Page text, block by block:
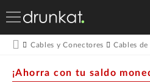
Cables y Conectores Cables
¡Ahorra con tu saldo